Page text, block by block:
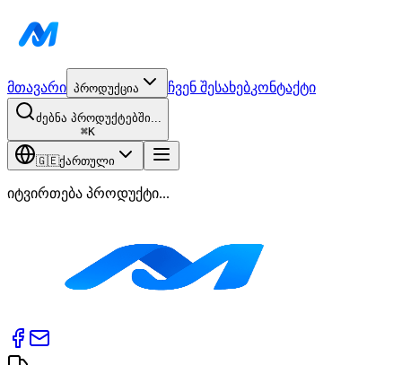
მთავარი პროდუქცია ჩვენ შესახებკონტაქტი
ძებნა პროდუქტებში...
⌘K
🇬🇪ქართული
იტვირთება პროდუქტი...